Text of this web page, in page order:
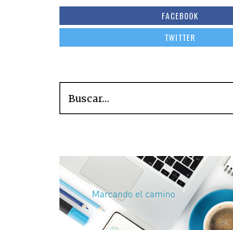
FACEBOOK
TWITTER